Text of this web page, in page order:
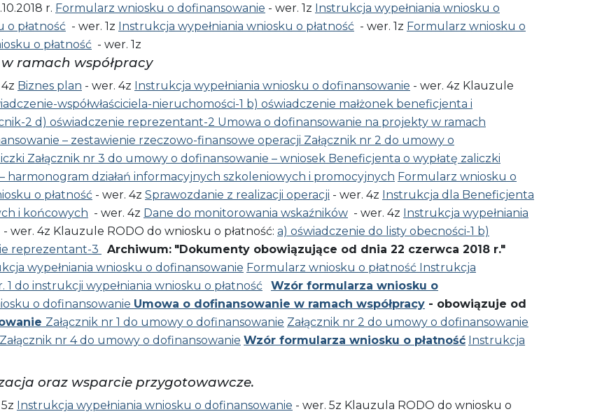
r. Formularz wniosku o dofinansowanie - wer. 1z Instrukcja wypełniania wniosku o
o płatność - wer. 1z Instrukcja wypełniania wniosku o płatność - wer. 1z Formularz wniosku o
o płatność - wer. 1z
ramach współpracy
Biznes plan - wer. 4z Instrukcja wypełniania wniosku o dofinansowanie - wer. 4z Klauzule
współwłaściciela-nieruchomości-1 b) oświadczenie małżonek beneficjenta i
2 d) oświadczenie reprezentant-2 Umowa o dofinansowanie na projekty w ramach
– zestawienie rzeczowo-finansowe operacji Załącznik nr 2 do umowy o
Załącznik nr 3 do umowy o dofinansowanie – wniosek Beneficjenta o wypłatę zaliczki
harmonogram działań informacyjnych szkoleniowych i promocyjnych Formularz wniosku o
o płatność - wer. 4z Sprawozdanie z realizacji operacji - wer. 4z Instrukcja dla Beneficjenta
i końcowych - wer. 4z Dane do monitorowania wskaźników - wer. 4z Instrukcja wypełniania
- wer. 4z Klauzule RODO do wniosku o płatność: a) oświadczenie do listy obecności-1 b)
reprezentant-3 Archiwum: "Dokumenty obowiązujące od dnia 22 czerwca 2018 r."
wypełniania wniosku o dofinansowanie Formularz wniosku o płatność Instrukcja
1 do instrukcji wypełniania wniosku o płatność
Wzór formularza wniosku o
o dofinansowanie Umowa o dofinansowanie w ramach współpracy - obowiązuje od
Załącznik nr 1 do umowy o dofinansowanie Załącznik nr 2 do umowy o dofinansowanie
Załącznik nr 4 do umowy o dofinansowanie Wzór formularza wniosku o płatność Instrukcja
oraz wsparcie przygotowawcze.
Instrukcja wypełniania wniosku o dofinansowanie - wer. 5z Klauzula RODO do wniosku o